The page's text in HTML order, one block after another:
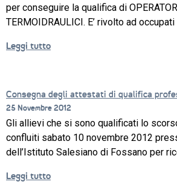
NEWS
PROFESSIONALI
LAVORO
IL
CENTRO
per conseguire la qualifica di
TERMOIDRAULICI. E’ rivolto ad
Leggi tutto
Consegna degli attestati di qualifica
25 Novembre 2012
Gli allievi che si sono qualificati lo
confluiti sabato 10 novembre 2012
dell’Istituto Salesiano di Fossano per
Leggi tutto